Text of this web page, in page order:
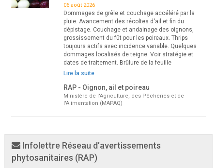
06 août 2026
Dommages de grêle et couchage accéléré par la
pluie. Avancement des récoltes d'ail et fin du
dépistage. Couchage et andainage des oignons,
grossissement du fût pour les poireaux. Thrips
toujours actifs avec incidence variable. Quelques
dommages localisés de teigne. Voir stratégie et
dates de traitement. Brûlure de la feuille
Lire la suite
RAP - Oignon, ail et poireau
Ministère de l'Agriculture, des Pêcheries et de
l'Alimentation (MAPAQ)
Infolettre Réseau d’avertissements
phytosanitaires (RAP)